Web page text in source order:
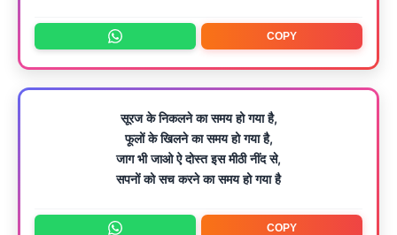
COPY
सूरज के निकलने का समय हो गया है,
फूलों के खिलने का समय हो गया है,
जाग भी जाओ ऐ दोस्त इस मीठी नींद से,
सपनों को सच करने का समय हो गया है
COPY